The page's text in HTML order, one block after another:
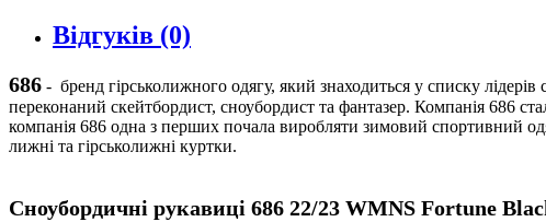
Відгуків (0)
686 - бренд гірськолижного одягу, який знаходиться у списку
переконаний скейтбордист, сноубордист та фантазер. Компанія 686
компанія 686 одна з перших почала виробляти зимовий спортивний
лижні та гірськолижні куртки.
Сноубордичні рукавиці 686 22/23 WMNS Fortune